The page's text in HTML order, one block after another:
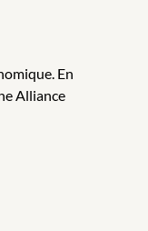
En
Alliance